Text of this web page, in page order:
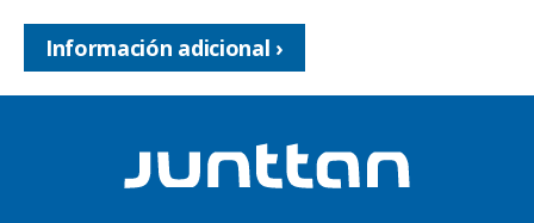
Información adicional